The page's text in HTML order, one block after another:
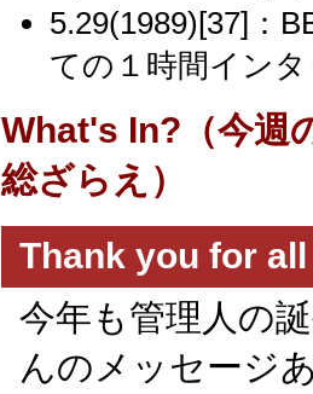
5.29(1989)[37]：
ての１時間イン
What's In?（今週
総ざらえ）
Thank you for all
今年も管理人の
んのメッセージ